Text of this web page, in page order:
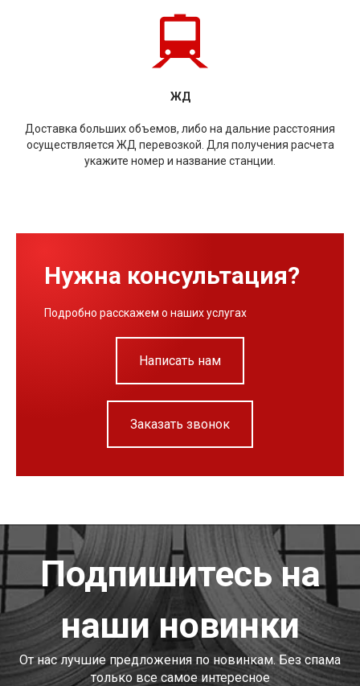
ЖД
Доставка больших объемов, либо на дальние расстояния
осуществляется ЖД перевозкой. Для получения расчета
укажите номер и название станции.
Нужна консультация?
Подробно расскажем о наших услугах
Написать нам
Заказать звонок
Подпишитесь на
наши новинки
От нас лучшие предложения по новинкам. Без спама
только все самое интересное